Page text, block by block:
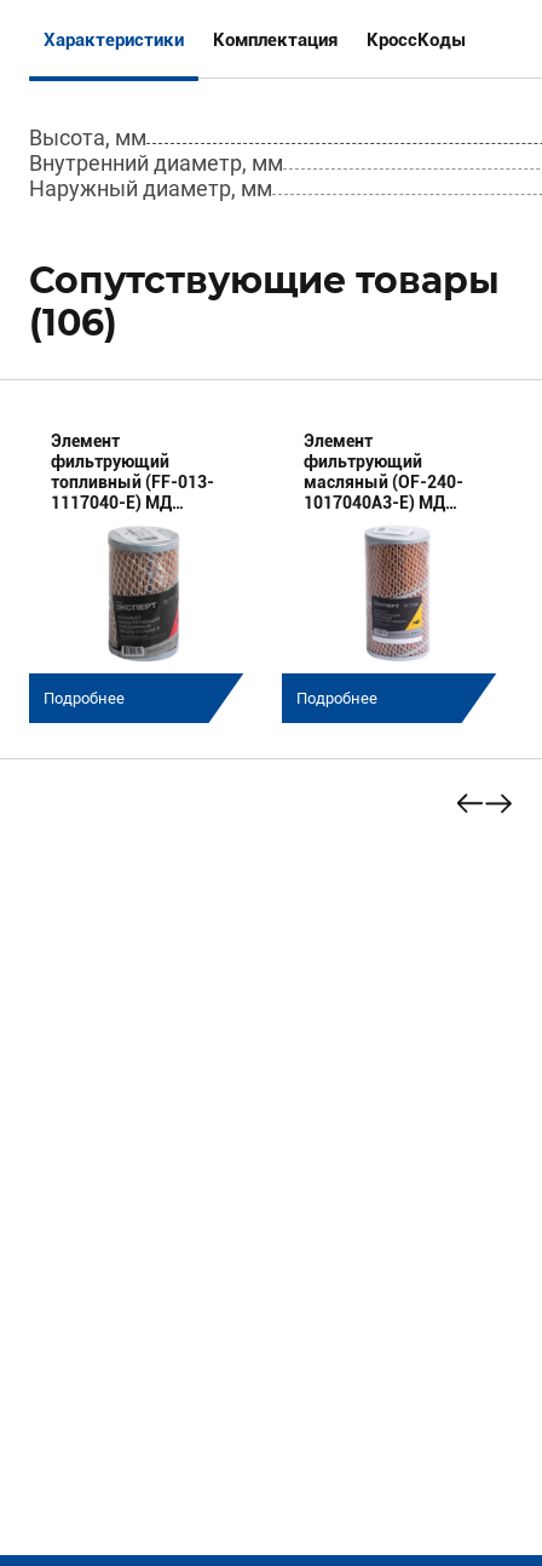
Характеристики Комплектация КроссКоды
Высота, мм
Внутренний диаметр, мм
Наружный диаметр, мм
Сопутствующие товары
(106)
Элемент
фильтрующий
топливный (FF-013-
1117040-E) МД
(Эксперт)
Подробнее
Элемент
фильтрующий
масляный (OF-240-
1017040А3-E) МД
(Эксперт)
Подробнее